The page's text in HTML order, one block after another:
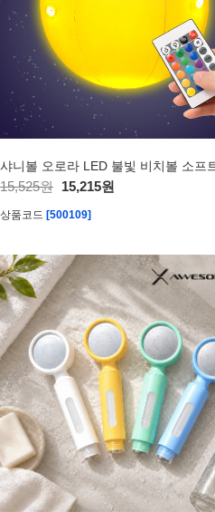
샤니볼 오로라 LED 불빛 비치볼 소프
15,525원 15,215원
상품코드 [500109]